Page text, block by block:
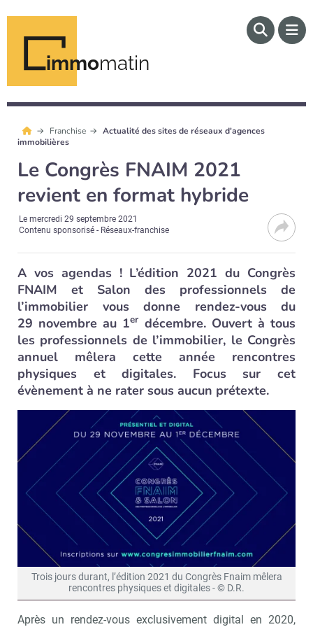
immomatin
Franchise
Actualité des sites de réseaux d'agences
immobilières
Le Congrès FNAIM 2021
revient en format hybride
Lemercredi 29 septembre 2021
Contenu sponsorisé - Réseaux-franchise
A vos agendas ! L’édition 2021 du Congrès
FNAIM et Salon des professionnels de
l’immobilier vous donne rendez-vous du
29 novembre au 1er décembre. Ouvert à tous
les professionnels de l’immobilier, le Congrès
annuel mêlera cette année rencontres
physiques et digitales. Focus sur cet
évènement à ne rater sous aucun prétexte.
Trois jours durant, l’édition 2021 du Congrès Fnaim mêlera
rencontres physiques et digitales - © D.R.
Après un rendez-vous exclusivement digital en 2020,